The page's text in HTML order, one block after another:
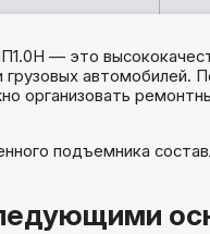
— это
грузовых
организовать
подъемника